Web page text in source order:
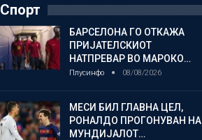
Спорт
БАРСЕЛОНА ГО ОТКАЖА
ПРИЈАТЕЛСКИОТ
НАТПРЕВАР ВО МАРОКО…
Плусинфо 08/08/2026
МЕСИ БИЛ ГЛАВНА ЦЕЛ,
РОНАЛДО ПРОГОНУВАН НА
МУНДИЈАЛОТ…